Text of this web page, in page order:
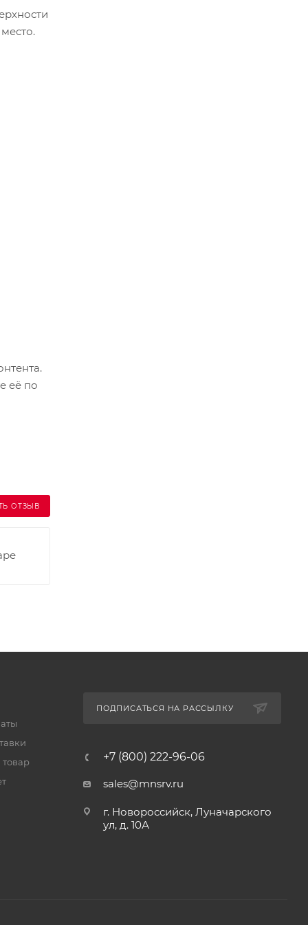
её по
ОТЗЫВ
товар
ПОДПИСАТЬСЯ НА РАССЫЛКУ
+7 (800) 222-96-06
sales@mnsrv.ru
г. Новороссийск, Луначарского
ул, д. 10А